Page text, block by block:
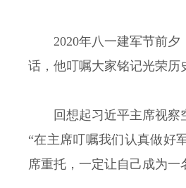
2020年八一建军节前
话，他叮嘱大家铭记光荣
回想起习近平主席视
“在主席叮嘱我们认真做好
席重托，一定让自己成为